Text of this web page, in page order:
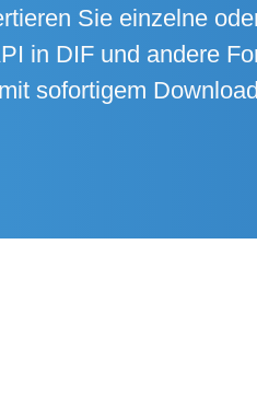
Sie einzelne
in DIF und andere
sofortigem